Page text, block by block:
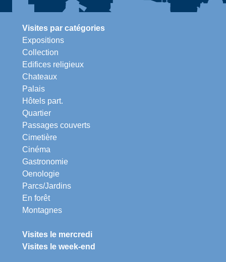
Visites par catégories
Expositions
Collection
Edifices religieux
Chateaux
Palais
Hôtels part.
Quartier
Passages couverts
Cimetière
Cinéma
Gastronomie
Oenologie
Parcs/Jardins
En forêt
Montagnes
Visites le mercredi
Visites le week-end